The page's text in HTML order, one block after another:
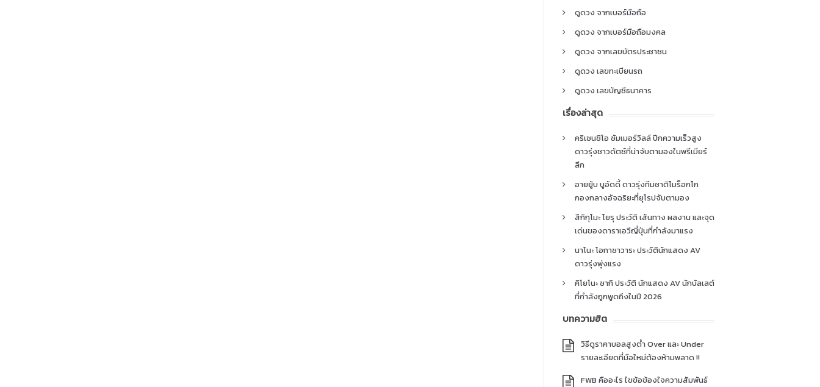
ดูดวง จากเบอร์มือถือ
ดูดวง จากเบอร์มือถือมงคล
ดูดวง จากเลขบัตรประชาชน
ดูดวง เลขทะเบียนรถ
ดูดวง เลขบัญชีธนาคาร
เรื่องล่าสุด
คริเซนซิโอ ซัมเมอร์วิลล์ ปีกความเร็วสูง
ดาวรุ่งชาวดัตช์ที่น่าจับตามองในพรีเมียร์
ลีก
อายยู้บ บูอัดดี้ ดาวรุ่งทีมชาติโมร็อกโก
กองกลางอัจฉริยะที่ยุโรปจับตามอง
สึกิกุโมะ โยรุ ประวัติ เส้นทาง ผลงาน และจุด
เด่นของดาราเอวีญี่ปุ่นที่กำลังมาแรง
นาโนะ โอกาซาวาระ ประวัตินักแสดง AV
ดาวรุ่งพุ่งแรง
คิโยโนะ ซากิ ประวัติ นักแสดง AV นักบัลเลต์
ที่กำลังถูกพูดถึงในปี 2026
บทความฮิต
วิธีดูราคาบอลสูงต่ำ Over และ Under
รายละเอียดที่มือใหม่ต้องห้ามพลาด !!
FWB คืออะไร ไขข้อข้องใจความสัมพันธ์